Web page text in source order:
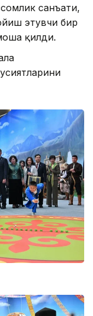
санъати,
этувчи бир
қилди.